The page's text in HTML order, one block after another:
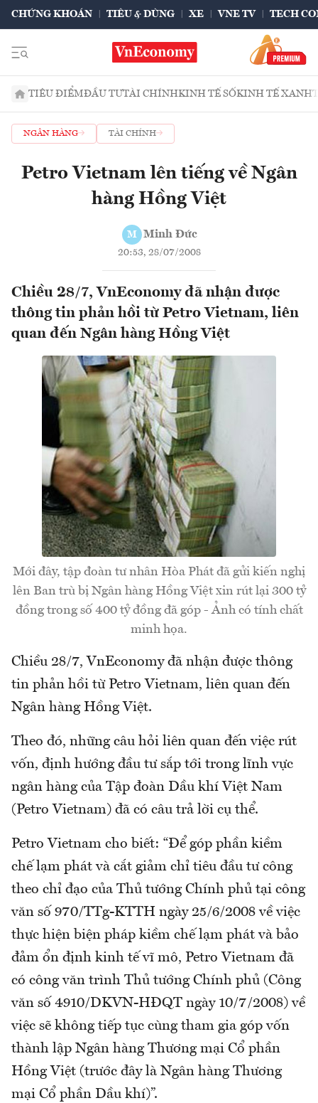
CHỨNG KHOÁN TIÊU & DÙNG XE VNE TV TECH
TIÊU ĐIỂMĐẦU TƯTÀI CHÍNHKINH TẾ SỐKINH TẾ XANH
NGÂN HÀNG TÀI CHÍNH
Petro Vietnam lên tiếng về Ngân
hàng Hồng Việt
M Minh Đức
20:53, 28/07/2008
Chiều 28/7, VnEconomy đã nhận được
thông tin phản hồi từ Petro Vietnam, liên
quan đến Ngân hàng Hồng Việt
Mới đây, tập đoàn tư nhân Hòa Phát đã gửi kiến nghị
lên Ban trù bị Ngân hàng Hồng Việt xin rút lại 300 tỷ
đồng trong số 400 tỷ đồng đã góp - Ảnh có tính chất
minh họa.
Chiều 28/7, VnEconomy đã nhận được thông
tin phản hồi từ Petro Vietnam, liên quan đến
Ngân hàng Hồng Việt.
Theo đó, những câu hỏi liên quan đến việc rút
vốn, định hướng đầu tư sắp tới trong lĩnh vực
ngân hàng của Tập đoàn Dầu khí Việt Nam
(Petro Vietnam) đã có câu trả lời cụ thể.
Petro Vietnam cho biết: “Để góp phần kiềm
chế lạm phát và cắt giảm chỉ tiêu đầu tư công
theo chỉ đạo của Thủ tướng Chính phủ tại công
văn số 970/TTg-KTTH ngày 25/6/2008 về việc
thực hiện biện pháp kiềm chế lạm phát và bảo
đảm ổn định kinh tế vĩ mô, Petro Vietnam đã
có công văn trình Thủ tướng Chính phủ (Công
văn số 4910/DKVN-HĐQT ngày 10/7/2008) về
việc sẽ không tiếp tục cùng tham gia góp vốn
thành lập Ngân hàng Thương mại Cổ phần
Hồng Việt (trước đây là Ngân hàng Thương
mại Cổ phần Dầu khí)”.